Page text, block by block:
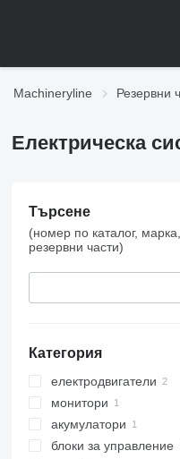
Machineryline Резервни
Електрическа
Търсене
(номер по каталог,
резервни части)
Категория
електродвигатели
монитори
акумулатори
блоки за управление